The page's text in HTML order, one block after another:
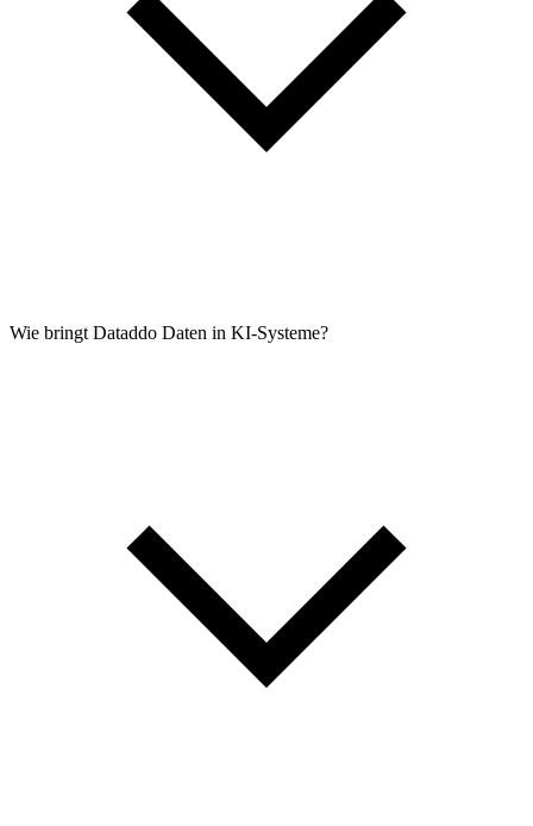
Wie bringt Dataddo Daten in KI-Systeme?